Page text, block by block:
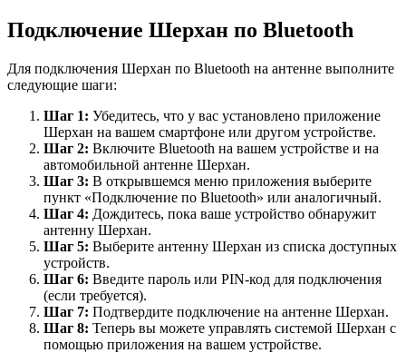
Подключение Шерхан по Bluetooth
Для подключения Шерхан по Bluetooth на антенне выполните
следующие шаги:
Шаг 1: Убедитесь, что у вас установлено приложение
Шерхан на вашем смартфоне или другом устройстве.
Шаг 2: Включите Bluetooth на вашем устройстве и на
автомобильной антенне Шерхан.
Шаг 3: В открывшемся меню приложения выберите
пункт «Подключение по Bluetooth» или аналогичный.
Шаг 4: Дождитесь, пока ваше устройство обнаружит
антенну Шерхан.
Шаг 5: Выберите антенну Шерхан из списка доступных
устройств.
Шаг 6: Введите пароль или PIN-код для подключения
(если требуется).
Шаг 7: Подтвердите подключение на антенне Шерхан.
Шаг 8: Теперь вы можете управлять системой Шерхан с
помощью приложения на вашем устройстве.